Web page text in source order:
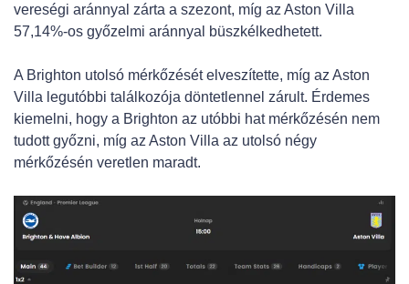
vereségi aránnyal zárta a szezont, míg az Aston Villa
57,14%-os győzelmi aránnyal büszkélkedhetett.
A Brighton utolsó mérkőzését elveszítette, míg az Aston
Villa legutóbbi találkozója döntetlennel zárult. Érdemes
kiemelni, hogy a Brighton az utóbbi hat mérkőzésén nem
tudott győzni, míg az Aston Villa az utolsó négy
mérkőzésén veretlen maradt.